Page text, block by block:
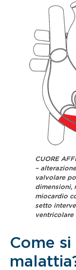
CUORE
–
valvolare
dimensioni,
miocardio
setto
ventricolare
Come